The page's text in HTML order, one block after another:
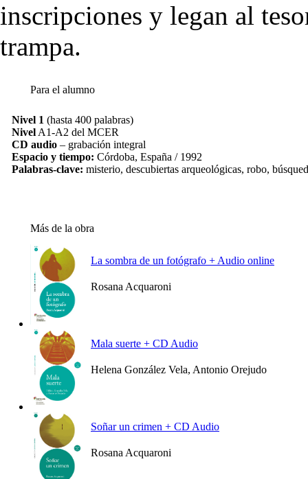
inscripciones y legan al
trampa.
Para el alumno
Nivel 1 (hasta 400 palabras)
Nivel A1-A2 del MCER
CD audio – grabación integral
Espacio y tiempo: Córdoba, España / 1992
Palabras-clave: misterio, descubiertas arqueológicas, robo,
Más de la obra
La sombra de un fotógrafo + Audio online
Rosana Acquaroni
Mala suerte + CD Audio
Helena González Vela, Antonio Orejudo
Soñar un crimen + CD Audio
Rosana Acquaroni